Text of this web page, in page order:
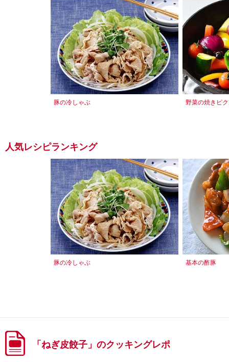
豚の冷しゃぶ 野菜の焼きピ
人気レシピランキング
豚の冷しゃぶ 基本の酢豚
「ねぎ皮餃子」のクッキングレポ